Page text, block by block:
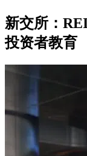
新交所：
投资者教育